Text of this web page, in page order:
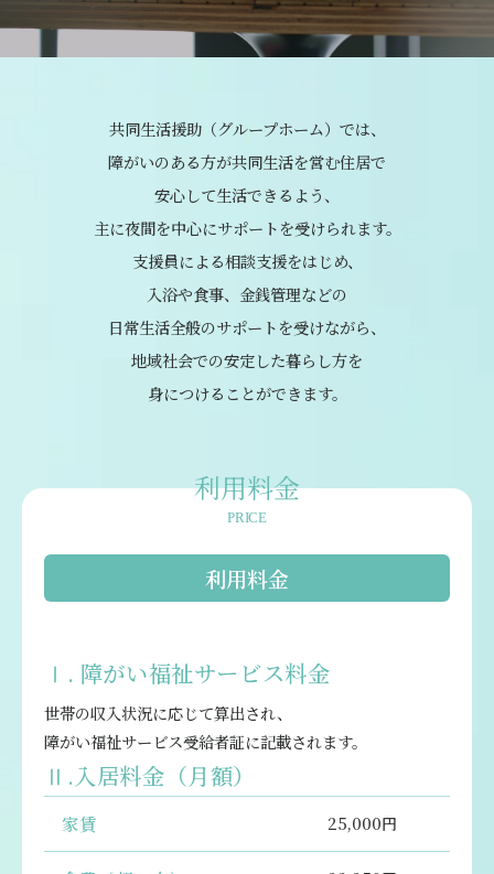
共同生活援助（グループホーム）では、
障がいのある方が共同生活を営む住居で
安心して生活できるよう、
主に夜間を中心にサポートを受けられます。
支援員による相談支援をはじめ、
入浴や食事、金銭管理などの
日常生活全般のサポートを受けながら、
地域社会での安定した暮らし方を
身につけることができます。
利用料金
PRICE
利用料金
Ⅰ. 障がい福祉サービス料金
世帯の収入状況に応じて算出され、
障がい福祉サービス受給者証に記載されます。
Ⅱ.入居料金（月額）
家賃 25,000円